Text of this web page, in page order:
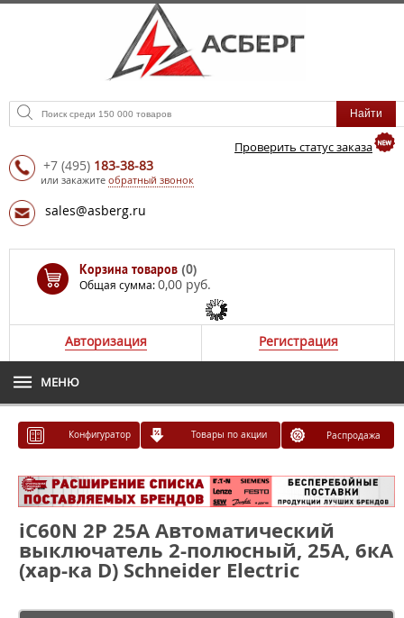
Проверить статус заказа
+7 (495) 183-38-83
или закажите обратный звонок
sales@asberg.ru
Корзина товаров (0)
Общая сумма:0,00 руб.
Авторизация Регистрация
МЕНЮ
Конфигуратор Товары по акции Распродажа
iC60N 2P 25A Автоматический
выключатель 2-полюсный, 25А, 6кА
(хар-ка D) Schneider Electric